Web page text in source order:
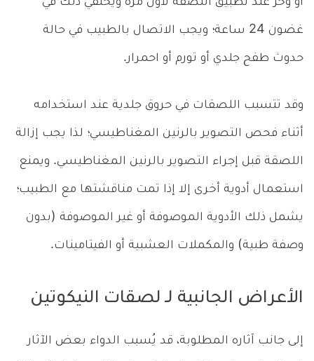
غضون 24 ساعة؛ ويجب الاتصال بالطبيب في حالة
حدوث طفح جلدي أو تورم أو احمرار.
وقد تتسبب اللصقات في حروق جلدية عند استخدامه
أثناء فحص التصوير بالرنين المغناطيسي؛ لذا يجب إزالة
اللصقة قبل إجراء التصوير بالرنين المغناطيسي. ويمنع
استعمال أدوية أخرى إلا إذا تمت مناقشتها مع الطبيب؛
يشمل ذلك الأدوية الموصوفة أو غير الموصوفة (بدون
وصفة طبية) والمكملات العشبية أو الفيتامينات.
الأعراض الجانبية لـ لصقات النيكوتين
إلى جانب آثاره المطلوبة، قد يُسبب الدواء بعض الآثار